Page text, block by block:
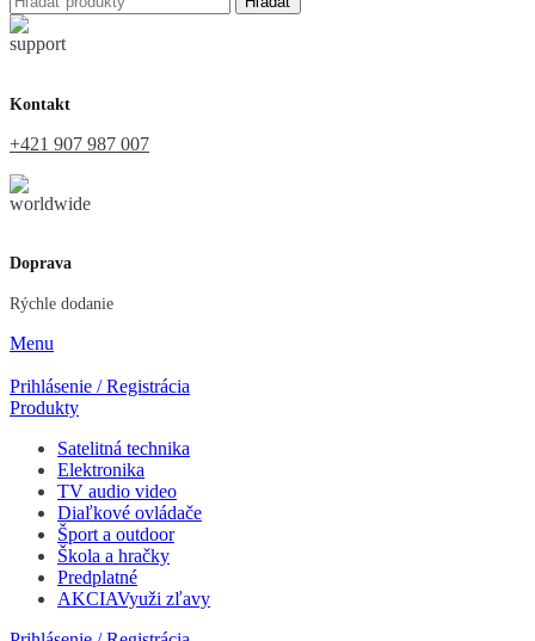
Kontakt
+421 907 987 007
Doprava
Rýchle dodanie
Menu
Prihlásenie / Registrácia
Produkty
Satelitná technika
Elektronika
TV audio video
Diaľkové ovládače
Šport a outdoor
Škola a hračky
Predplatné
AKCIAVyuži zľavy